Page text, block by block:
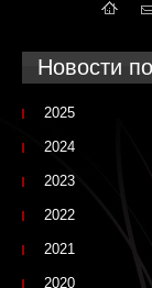
Новости
2025
2024
2023
2022
2021
2020